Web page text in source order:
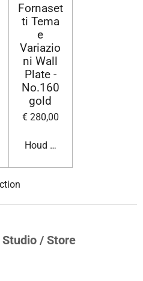
Fornaset
ti Tema
e
Variazio
ni Wall
Plate -
No.160
gold
€ 280,00
Houd mij op de hoogte
/ Store